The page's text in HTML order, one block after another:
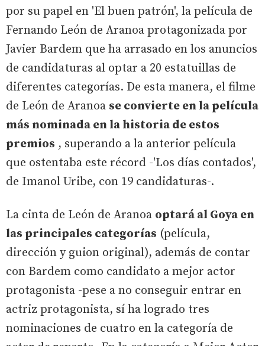
por su papel en 'El buen patrón', la película de
Fernando León de Aranoa protagonizada por
Javier Bardem que ha arrasado en los anuncios
de candidaturas al optar a 20 estatuillas de
diferentes categorías. De esta manera, el filme
de León de Aranoa se convierte en la película
más nominada en la historia de estos
premios , superando a la anterior película
que ostentaba este récord -'Los días contados',
de Imanol Uribe, con 19 candidaturas-.
La cinta de León de Aranoa optará al Goya en
las principales categorías (película,
dirección y guion original), además de contar
con Bardem como candidato a mejor actor
protagonista -pese a no conseguir entrar en
actriz protagonista, sí ha logrado tres
nominaciones de cuatro en la categoría de